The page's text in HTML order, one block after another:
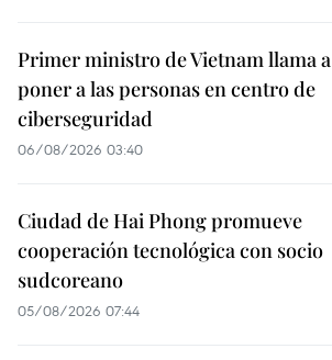
Primer ministro de Vietnam llama a
poner a las personas en centro de
ciberseguridad
06/08/2026 03:40
Ciudad de Hai Phong promueve
cooperación tecnológica con socio
sudcoreano
05/08/2026 07:44